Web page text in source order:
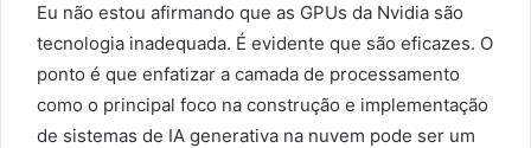
Eu não estou afirmando que as GPUs da Nvidia são
tecnologia inadequada. É evidente que são eficazes. O
ponto é que enfatizar a camada de processamento
como o principal foco na construção e implementação
de sistemas de IA generativa na nuvem pode ser um